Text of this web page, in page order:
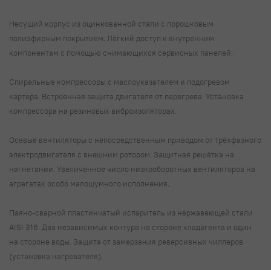
Несущий корпус из оцинкованной стали с порошковым
полиэфирным покрытием. Лёгкий доступ к внутренним
компонентам с помощью снимающихся сервисных панелей.
Спиральные компрессоры с маслоуказателем и подогревом
картера. Встроенная защита двигателя от перегрева. Установка
компрессора на резиновых виброизоляторах.
Осевые вентиляторы с непосредственным приводом от трёхфазного
электродвигателя с внешним ротором. Защитная решётка на
нагнетании. Увеличенное число низкооборотных вентиляторов на
агрегатах особо малошумного исполнения.
Паяно-сварной пластинчатый испаритель из нержавеющей стали
AISI 316. Два независимых контура на стороне хладагента и один
на стороне воды. Защита от замерзания реверсивных чиллеров
(установка нагревателя).